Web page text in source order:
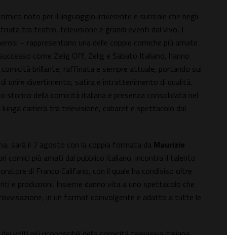
noto per il linguaggio irriverente e surreale che negli
tra teatro, televisione e grandi eventi dal vivo, I
– rappresentano una delle coppie comiche più amate
come Zelig Off, Zelig e Sabato Italiano, hanno
brillante, raffinata e sempre attuale, portando sui
unire divertimento, satira e intrattenimento di qualità.
storico della comicità italiana e presenza consolidata nel
carriera tra televisione, cabaret e spettacolo dal
sarà il 7 agosto con la coppia formata da Maurizio
comici più amati dal pubblico italiano, incontra il talento
di Franco Califano, con il quale ha condiviso oltre
e produzioni. Insieme danno vita a uno spettacolo che
in un format coinvolgente e adatto a tutte le